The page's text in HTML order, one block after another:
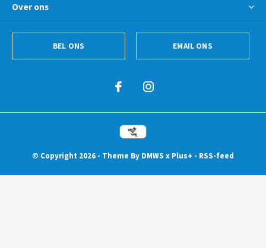
Over ons
BEL ONS EMAIL ONS
© Copyright 2026 - Theme By DMWS x Plus+ - RSS-feed